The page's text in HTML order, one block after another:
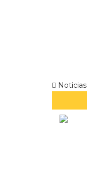
Noticias